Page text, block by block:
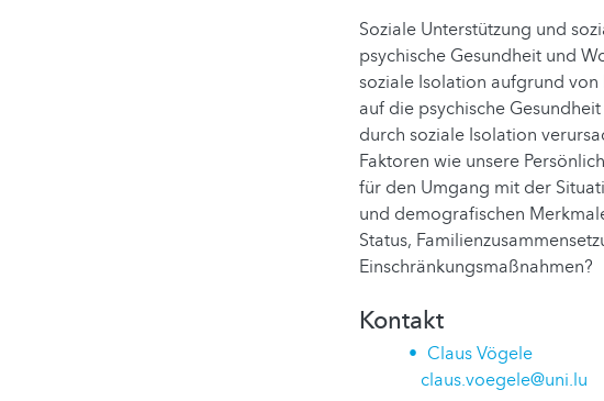
Soziale Unterstützung und
psychische Gesundheit und
soziale Isolation aufgrund
auf die psychische
durch soziale Isolation
Faktoren wie unsere
für den Umgang mit der
und demografischen
Status,
Einschränkungsmaßnahmen?
Kontakt
Claus Vögele
claus.voegele@uni.lu